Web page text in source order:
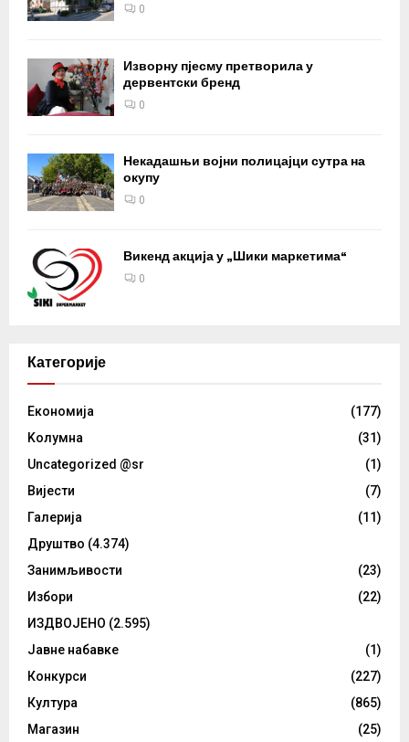
0
Изворну пјесму претворила у
дервентски бренд
0
Некадашњи војни полицајци сутра на
окупу
0
Викенд акција у „Шики маркетима“
0
Категорије
Eкономија
(177)
Kолумнa
(31)
Uncategorized @sr
(1)
Вијести
(7)
Галерија
(11)
Друштво (4.374)
Занимљивости
(23)
Избори
(22)
ИЗДВОЈЕНО (2.595)
Јавне набавке
(1)
Конкурси
(227)
Култура
(865)
Магазин
(25)